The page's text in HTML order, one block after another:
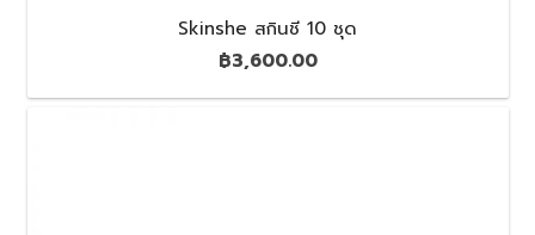
Skinshe สกินชี 10 ชุด
฿3,600.00